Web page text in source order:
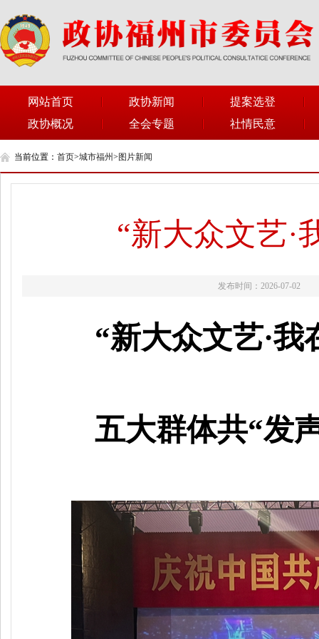
网站首页 政协新闻
提案选登
政协概况
全会专题 社情民意
当前位置： 首页>城市福州> 图片新闻
“新大众文艺·
发布时间：2026-07-02
“新大众文艺·
五大群体共“发